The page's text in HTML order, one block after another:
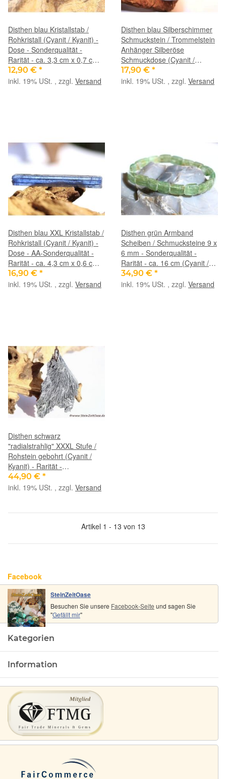
Disthen blau Kristallstab /
Rohkristall (Cyanit / Kyanit) -
Dose - Sonderqualität -
Rarität - ca. 3,3 cm x 0,7 cm x
0,4 cm (Fairer Handel/GKS)
12,90 € *
inkl. 19% USt. , zzgl. Versand
Disthen blau Silberschimmer
Schmuckstein / Trommelstein
Anhänger Silberöse
Schmuckdose (Cyanit /
Kyanit) - Sonderqualität - ca. 4
cm x 1,7 cm x 0,9 cm
17,90 € *
inkl. 19% USt. , zzgl. Versand
Disthen blau XXL Kristallstab /
Rohkristall (Cyanit / Kyanit) -
Dose - AA-Sonderqualität -
Rarität - ca. 4,3 cm x 0,6 cm x
0,2 cm (Fairer Handel/GKS)
16,90 € *
inkl. 19% USt. , zzgl. Versand
Disthen grün Armband
Scheiben / Schmucksteine 9 x
6 mm - Sonderqualität -
Rarität - ca. 16 cm (Cyanit /
Kyanit)
34,90 € *
inkl. 19% USt. , zzgl. Versand
Disthen schwarz
"radialstrahlig" XXXL Stufe /
Rohstein gebohrt (Cyanit /
Kyanit) - Rarität -
Sonderqualität - ca. 9,6 cm x
6,3 cm x 1,2 cm (GKS)
44,90 € *
inkl. 19% USt. , zzgl. Versand
Artikel 1 - 13 von 13
Facebook
SteinZeitOase
Besuchen Sie unsere Facebook-Seite und sagen Sie
"Gefällt mir"
Kategorien
Information